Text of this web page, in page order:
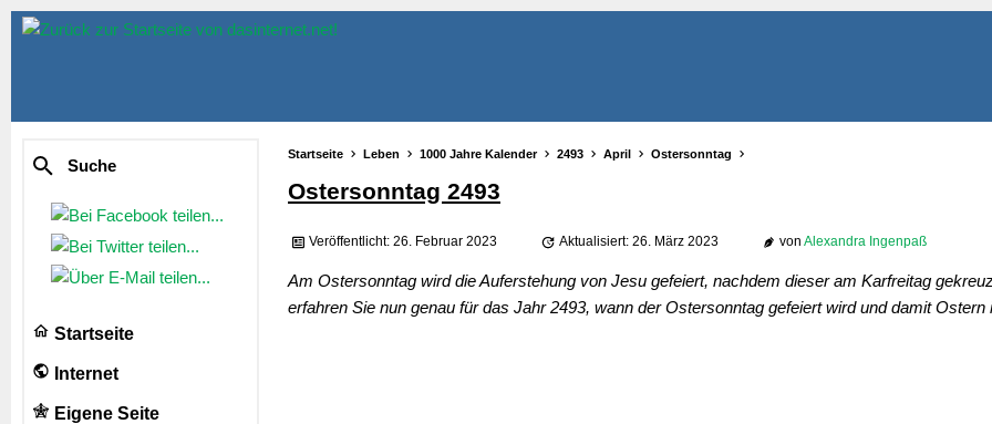
Suche
Startseite
Internet
Eigene Seite
Startseite Leben 1000 Jahre Kalender 2493 April Ostersonntag
Ostersonntag 2493
Veröffentlicht: 26. Februar 2023 Aktualisiert: 26. März 2023 von Alexandra Ingenpaß
Am Ostersonntag wird die Auferstehung von Jesu gefeiert, nachdem dieser am Karfreitag
erfahren Sie nun genau für das Jahr 2493, wann der Ostersonntag gefeiert wird und damit Ostern